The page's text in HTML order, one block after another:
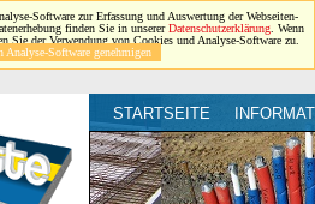
Software zur Erfassung und Auswertung der Webseiten-
finden Sie in unsererDatenschutzerklärung . Wenn
Sie der Verwendung von Cookies und Analyse-Software zu.
Analyse-Software genehmigen
STARTSEITE